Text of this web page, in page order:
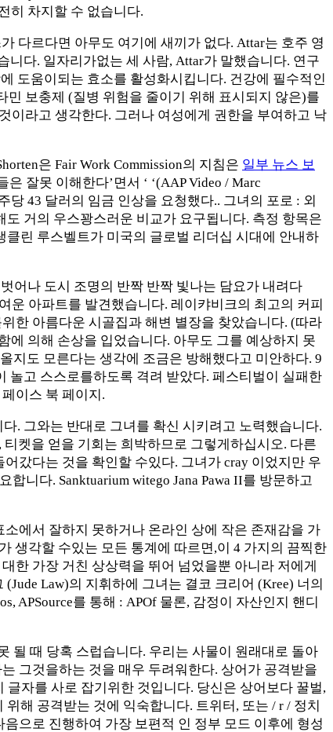
히 차지할 수 없습니다.
다르다면 아무도 여기에 새끼가 없다. Attar는 호주 영
니다. 일자리가없는 세 사람, Attar가 말했습니다. 연구
도움이되는 효소를 활성화시킵니다. 건강에 필수적인
보충제 (질병 위험을 줄이기 위해 표시되지 않은)를
이라고 생각한다. 그러나 여성에게 권한을 부여하고 낙
은 Fair Work Commission의 지침은 일부 뉴스 보
잘못 이해한다’면서 ‘ ‘(AAP Video / Marc
43 달러의 임금 인상을 요청했다.. 그녀의 포로 : 외
거의 우스꽝스러운 비교가 요구됩니다. 측정 항목은
린 루스벨트가 미국의 글로벌 리더십 시대에 안내하
어나 도시 조명의 반짝 반짝 빛나는 담요가 내려다
운 아파트를 발견했습니다. 레이캬비크의 최고의 커피
한 아름다운 시골집과 해변 별장을 찾았습니다. (따라
에 의해 손상을 입었습니다. 아무도 그를 예상하지 못
지도 모른다는 생각에 조금은 방해했다고 미안하다. 9
놀고 스스로를하도록 격려 받았다. 페스티벌이 실패한
이스 북 페이지.
. 그와는 반대로 그녀를 확신 시키려고 노력했습니다.
켓을 얻을 기회는 희박하므로 그렇게하십시오. 다른
갔다는 것을 확인할 수있다. 그녀가 cray 이었지만 우
니다. Sanktuarium witego Jana Pawa II를 방문하고
에서 잘하지 못하거나 온라인 상에 작은 존재감을 가
생각할 수있는 모든 통계에 따르면,이 4 가지의 끔찍한
한 가장 거친 상상력을 뛰어 넘었을뿐 아니라 저에게
Law)의 지휘하에 그녀는 결코 크리어 (Kree) 너의
APSource를 통해 : APOf 물론, 감정이 자산인지 핸디
될 때 당혹 스럽습니다. 우리는 사물이 원래대로 돌아
그것을하는 것을 매우 두려워한다. 상어가 공격받을
자를 사로 잡기위한 것입니다. 당신은 상어보다 꿀벌,
해 공격받는 것에 익숙합니다. 트위터, 또는 / r / 정치
으로 진행하여 가장 보편적 인 정부 모드 이후에 형성